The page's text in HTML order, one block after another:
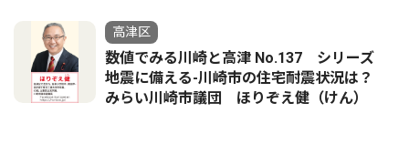
高津区
数値でみる川崎と高津 No.137 シリーズ
地震に備える-川崎市の住宅耐震状況は？
みらい川崎市議団 ほりぞえ健（けん）